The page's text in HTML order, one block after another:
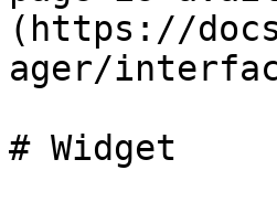
(https://
ager/
# Widget